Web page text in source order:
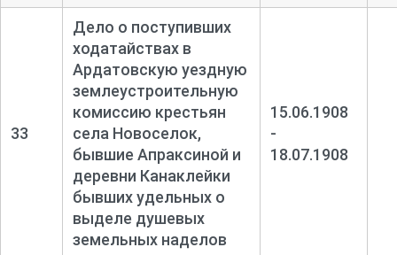
33
Дело о поступивших
ходатайствах в
Ардатовскую уездную
землеустроительную
комиссию крестьян
села Новоселок,
бывшие Апраксиной и
деревни Канаклейки
бывших удельных о
выделе душевых
земельных наделов
15.06.1908
-
18.07.1908